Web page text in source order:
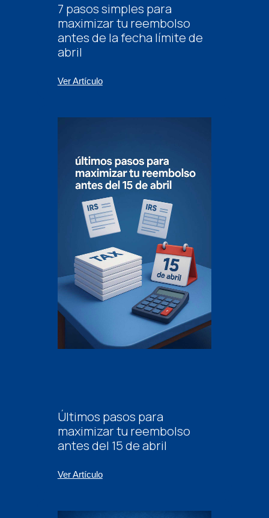
7 pasos simples para
maximizar tu reembolso
antes de la fecha límite de
abril
Ver Artículo
Últimos pasos para
maximizar tu reembolso
antes del 15 de abril
Ver Artículo